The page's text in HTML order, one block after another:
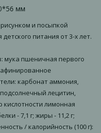
мм
и посыпкой
питания от 3-х лет.
мука пшеничная первого
карбонат аммония,
лецитин,
кислотности лимонная
- 7,1 г; жиры - 11,2 г;
/ калорийность (100 г):